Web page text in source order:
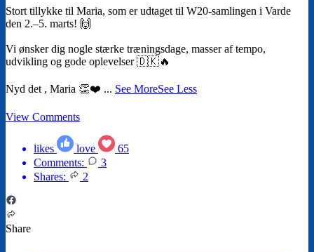
Stort tillykke til Maria, som er udtaget til W20-samlingen i Varde
den 2.–5. marts! 🙌
Vi ønsker dig nogle stærke træningsdage, masser af tempo,
udvikling og gode oplevelser 🇩🇰🔥
Nyd det , Maria 👏❤️ ... See MoreSee Less
View Comments
likes love
65
Comments:
3
Shares:
2
Share